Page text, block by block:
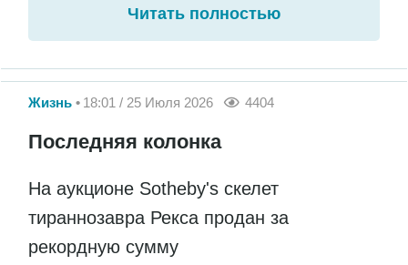
Читать полностью
Жизнь 18:01 / 25 Июля 2026 4404
Последняя колонка
На аукционе Sotheby's скелет
тираннозавра Рекса продан за
рекордную сумму